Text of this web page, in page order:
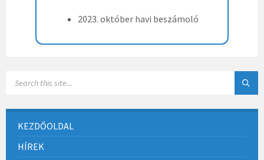
2023. október havi beszámoló
KEZDŐOLDAL
HÍREK